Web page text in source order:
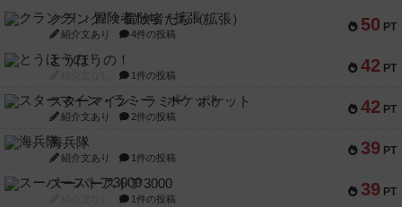
50 PT
クランク! ：冒険者たち（拡張）
紹介文あり 4件の投稿
42 PT
とうほうの！
1件の投稿
42 PT
スターマイン・ラミー ポケット
紹介文あり 2件の投稿
39 PT
海兵隊
紹介文あり 1件の投稿
39 PT
スーパーストア3000
1件の投稿